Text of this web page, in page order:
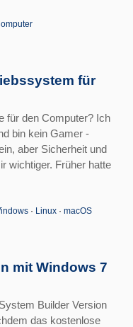
für
für den Computer? Ich
bin kein Gamer -
aber Sicherheit und
wichtiger. Früher hatte
· Linux · macOS
mit Windows 7
Builder Version
das kostenlose